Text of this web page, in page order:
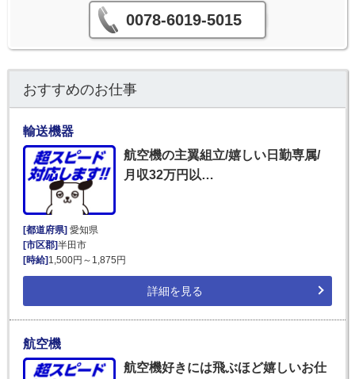
0078-6019-5015
おすすめのお仕事
輸送機器
航空機の主翼組立/嬉しい日勤専属/
月収32万円以…
[都道府県] 愛知県
[市区郡]半田市
[時給] 1,500円～1,875円
詳細を見る
航空機
航空機好きには飛ぶほど嬉しいお仕